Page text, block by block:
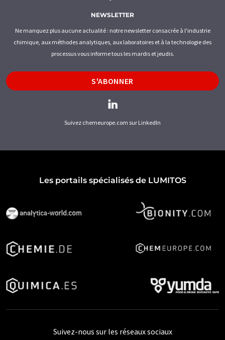
NEWSLETTER
Ne manquez plus aucune actualité : notre newsletter consacrée à l'industrie
chimique, aux méthodes analytiques, aux laboratoires et à la technologie des
processus vous informe tous les mardis et jeudis.
S'ABONNER
Suivez chemeurope.com sur LinkedIn
Les portails spécialisés de LUMITOS
Suivez-nous sur les réseaux sociaux